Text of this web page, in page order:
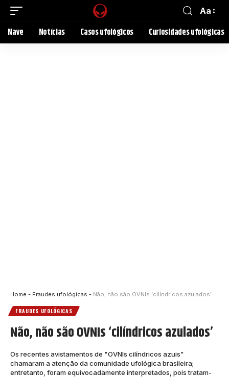
Aa
Nave Notícias Casos ufológicos Curiosidades ufológicas
Home - Fraudes ufológicas - Não, não são OVNIs ‘cilíndricos azulados’
FRAUDES UFOLÓGICAS
Não, não são OVNIs ‘cilíndricos azulados’
Os recentes avistamentos de "OVNIs cilíndricos azuis"
chamaram a atenção da comunidade ufológica brasileira;
entretanto, foram equivocadamente interpretados, pois tratam-